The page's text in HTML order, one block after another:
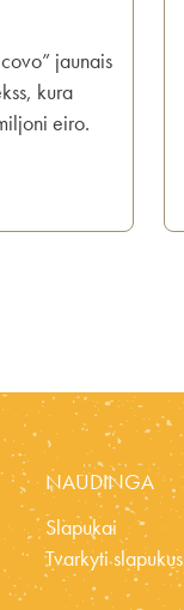
jaunais
kura
eiro.
NAUDINGA
Slapukai
Tvarkyti slapukus